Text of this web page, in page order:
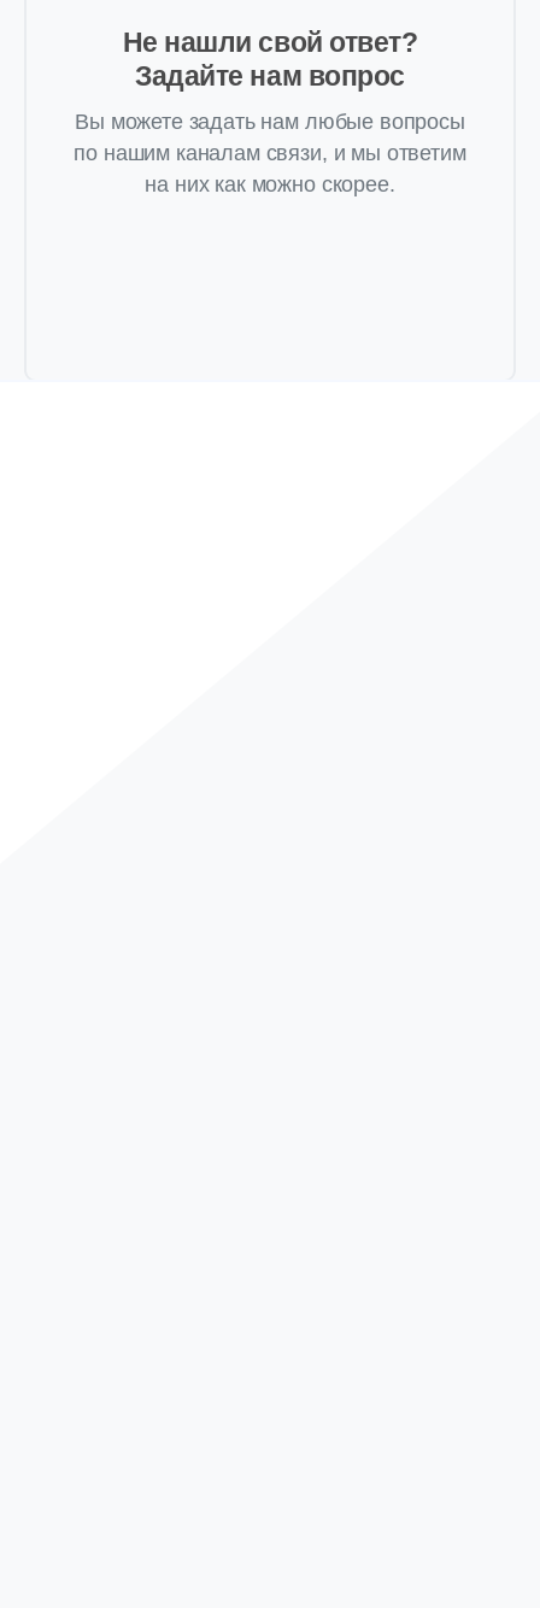
Не нашли свой ответ?
Задайте нам вопрос
Вы можете задать нам любые вопросы
по нашим каналам связи, и мы ответим
на них как можно скорее.